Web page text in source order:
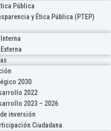
Pública
y Ética Pública (PTEP)
2030
2022
2023 – 2026
inversión
Ciudadana